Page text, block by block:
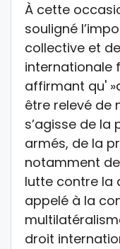
À cette
souligné
collective et
internationale
affirmant qu'
être relevé de
s’agisse de
armés, de la
notamment
lutte contre la
appelé à la
droit